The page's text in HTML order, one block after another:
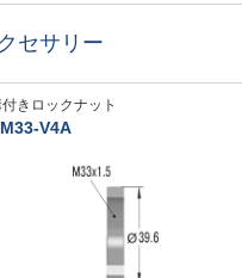
セサリー
きロックナット
V4A